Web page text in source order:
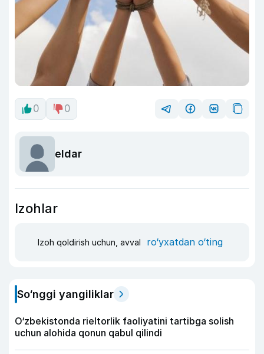
0 0
eldar
Izohlar
Izoh qoldirish uchun, avval ro‘yxatdan o‘ting
So‘nggi yangiliklar
O‘zbekistonda rieltorlik faoliyatini tartibga solish
uchun alohida qonun qabul qilindi